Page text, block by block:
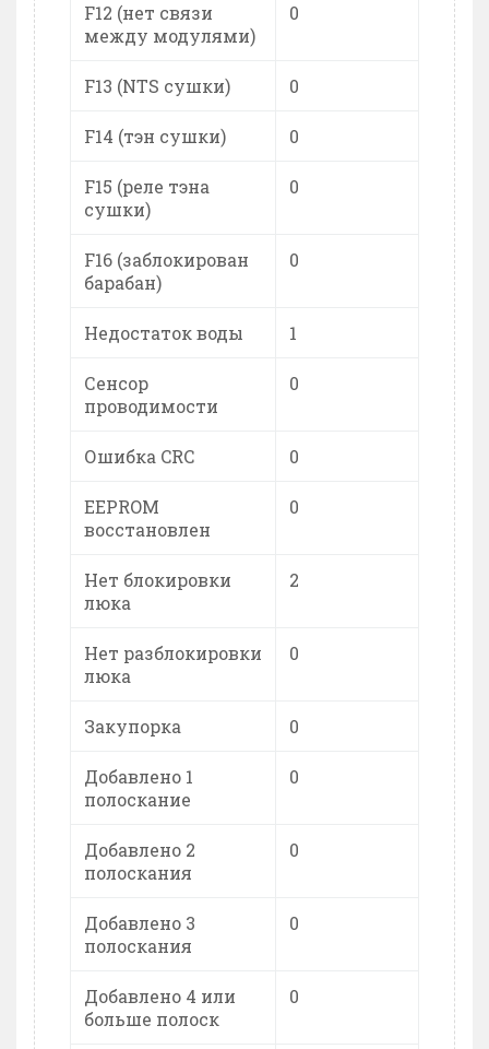
F12 (нет связи
между модулями)
0
F13 (NTS сушки) 0
F14 (тэн сушки) 0
F15 (реле тэна
сушки)
0
F16 (заблокирован
барабан)
0
Недостаток воды 1
Сенсор
проводимости
0
Ошибка CRC 0
EEPROM
восстановлен
0
Нет блокировки
люка
2
Нет разблокировки
люка
0
Закупорка 0
Добавлено 1
полоскание
0
Добавлено 2
полоскания
0
Добавлено 3
полоскания
0
Добавлено 4 или
больше полоск
0